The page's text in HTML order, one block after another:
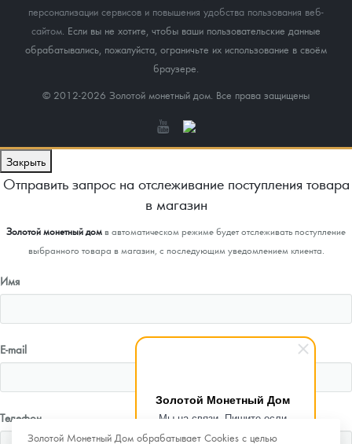
Золотой Монетный Дом
Мы на связи. Пишите если
возникнут любые вопросы.
персонализации сервисов и повышения удобства пользования веб-
сайтом . Если вы не хотите, чтобы ваши пользовательские данные
обрабатывались, пожалуйста, ограничьте их использование в своём
браузере.
© 2012-2026 Золотой монетный дом. Все права защищены
Золотой Монетный Дом обрабатывает Cookies с целью
Закрыть
Отправить запрос на отслеживание поступления товара
в магазин
Золотой монетный домв автоматическом режиме будет отслеживать поступление
выбранного товара в магазин, с последующим уведомлением клиента.
Имя
E-mail
Телефон